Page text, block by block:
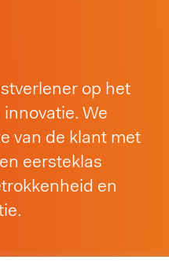
op het
We
van de klant met
eersteklas
en